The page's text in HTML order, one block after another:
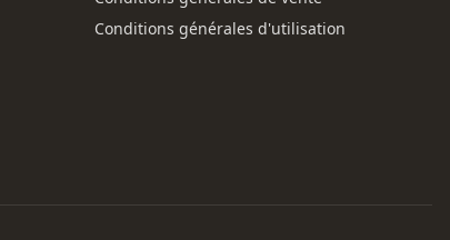
Conditions générales d'utilisation